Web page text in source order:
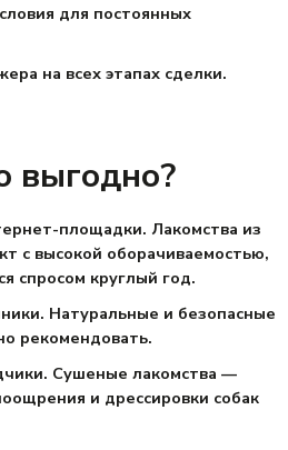
для постоянных
на всех этапах сделки.
выгодно?
площадки. Лакомства из
с высокой оборачиваемостью,
спросом круглый год.
Натуральные и безопасные
рекомендовать.
Сушеные лакомства —
и дрессировки собак